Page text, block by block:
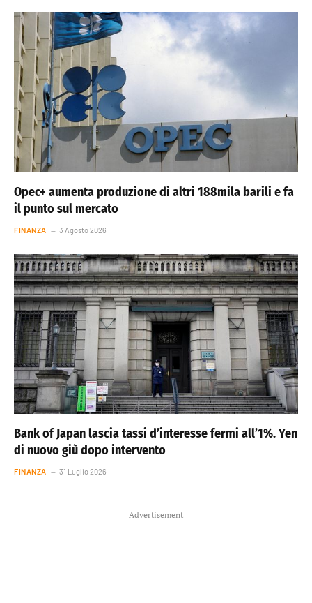
Opec+ aumenta produzione di altri 188mila barili e fa
il punto sul mercato
FINANZA 3 Agosto 2026
Bank of Japan lascia tassi d’interesse fermi all’1%. Yen
di nuovo giù dopo intervento
FINANZA 31 Luglio 2026
Advertisement